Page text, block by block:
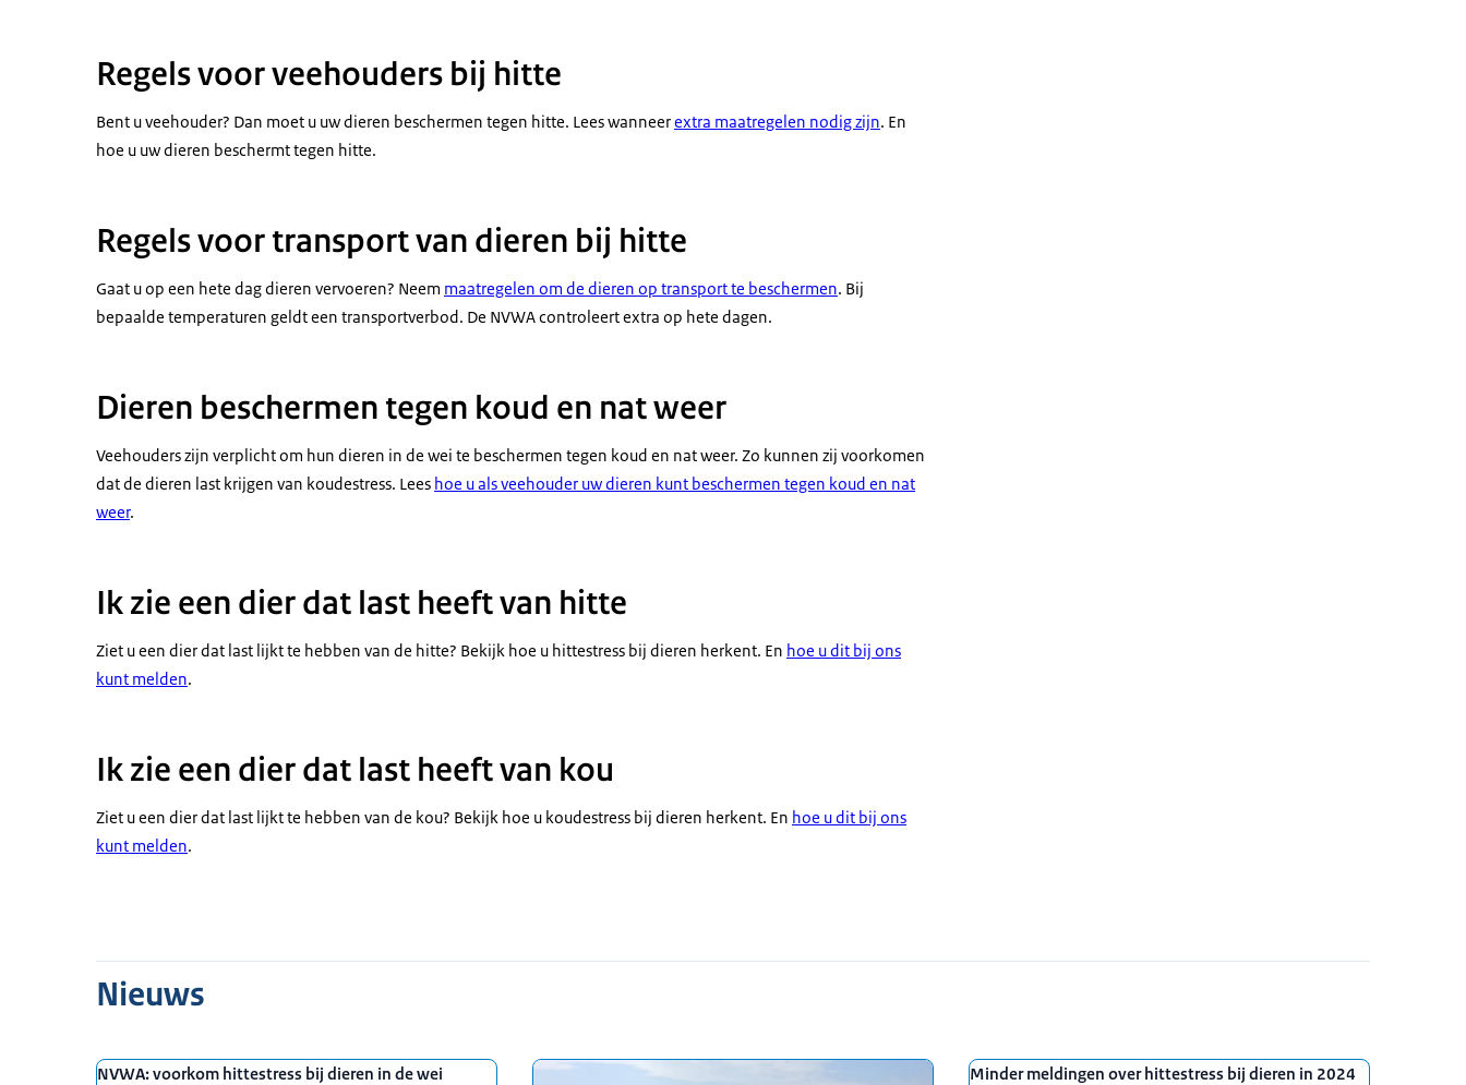
Regels voor veehouders bij hitte
Bent u veehouder? Dan moet u uw dieren beschermen tegen hitte. Lees wanneerextra maatregelen nodig zijn. En
hoe u uw dieren beschermt tegen hitte.
Regels voor transport van dieren bij hitte
Gaat u op een hete dag dieren vervoeren? Neem maatregelen om de dieren op transport te beschermen. Bij
bepaalde temperaturen geldt een transportverbod. De NVWA controleert extra op hete dagen.
Dieren beschermen tegen koud en nat weer
Veehouders zijn verplicht om hun dieren in de wei te beschermen tegen koud en nat weer. Zo kunnen zij voorkomen
dat de dieren last krijgen van koudestress. Lees hoe u als veehouder uw dieren kunt beschermen tegen koud en nat
weer.
Ik zie een dier dat last heeft van hitte
Ziet u een dier dat last lijkt te hebben van de hitte? Bekijk hoe u hittestress bij dieren herkent. En hoe u dit bij ons
kunt melden.
Ik zie een dier dat last heeft van kou
Ziet u een dier dat last lijkt te hebben van de kou? Bekijk hoe u koudestress bij dieren herkent. En hoe u dit bij ons
kunt melden.
Nieuws
NVWA: voorkom hittestress bij dieren in de wei
Minder meldingen over hittestress bij dieren in 2024